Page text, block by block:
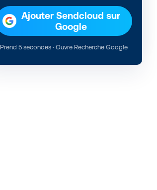
Ajouter Sendcloud sur
Google
Prend 5 secondes · Ouvre Recherche Google